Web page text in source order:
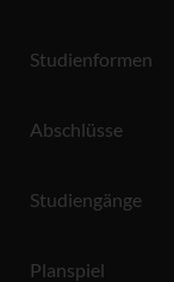
Studienformen
Abschlüsse
Studiengänge
Planspiel